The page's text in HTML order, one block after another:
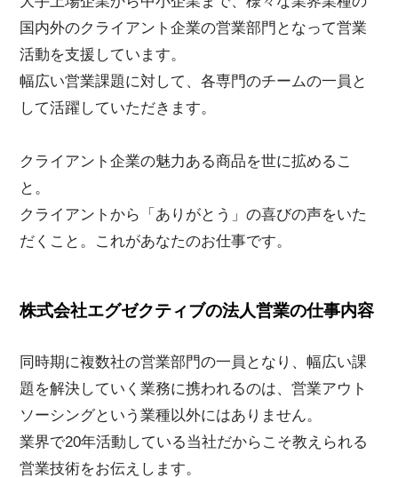
国内外のクライアント企業の営業部門となって営業
活動を支援しています。
幅広い営業課題に対して、各専門のチームの一員と
して活躍していただきます。
クライアント企業の魅力ある商品を世に拡めるこ
と。
クライアントから「ありがとう」の喜びの声をいた
だくこと。これがあなたのお仕事です。
株式会社エグゼクティブの法人営業の仕事内容
同時期に複数社の営業部門の一員となり、幅広い課
題を解決していく業務に携われるのは、営業アウト
ソーシングという業種以外にはありません。
業界で20年活動している当社だからこそ教えられる
営業技術をお伝えします。